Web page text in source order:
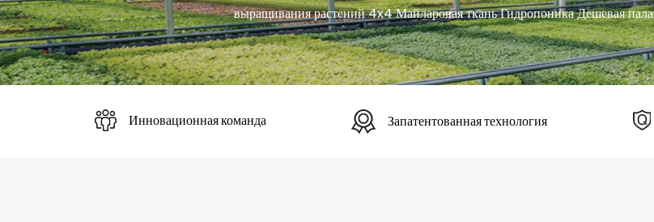
выращивания растений 4x4 Майларовая ткань Гидропоника Дешевая
Инновационная команда Запатентованная технология